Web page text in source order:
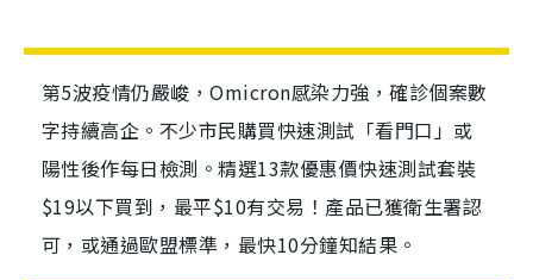
第5波疫情仍嚴峻，Omicron感染力強，確診個案數
字持續高企。不少市民購買快速測試「看門口」或
陽性後作每日檢測。精選13款優惠價快速測試套裝
$19以下買到，最平$10有交易！產品已獲衛生署認
可，或通過歐盟標準，最快10分鐘知結果。